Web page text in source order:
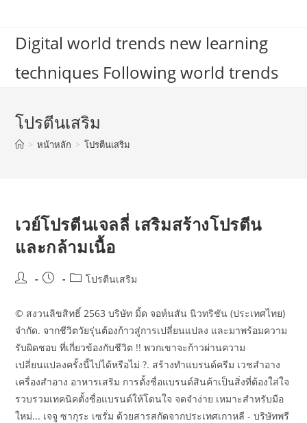
contentDigital world trends new learning
techniques Following world trends
โปรตีนเสริม
> หน้าหลัก > โปรตีนเสริม
เวย์โปรตีนเจลลี่ เสริมสร้างโปรตีน
และกล้ามเนื้อ
Post
Post
Postโปรตีนเสริม
© สงวนลิขสิทธิ์ 2563 บริษัท มิ้ด จอห์นสัน นิวทริชัน (ประเทศไทย)
จำกัด. จากชีวิตวัยรุ่นต้องก้าวสู่การเปลี่ยนแปลง และมาพร้อมความ
รับผิดชอบ ที่เกี่ยวข้องกับชีวิต !! พวกเขาจะก้าวผ่านความ
เปลี่ยนแปลงครั้งนี้ไปได้หรือไม่ ?. สร้างทำแบรนด์ครีม เวชสำอาง
เครื่องสำอาง อาหารเสริม การตั้งชื่อแบรนด์สินค้าเป็นสิ่งที่ต้องใส่ใจ
รวบรวมเทคนิคตั้งชื่อแบรนด์ให้โดนใจ จดจำง่าย เหมาะสำหรับมือ
ใหม่... เจจู ซากุระ เซรั่ม ด้วยสารสกัดจากประเทศเกาหลี - บริษัทพรี